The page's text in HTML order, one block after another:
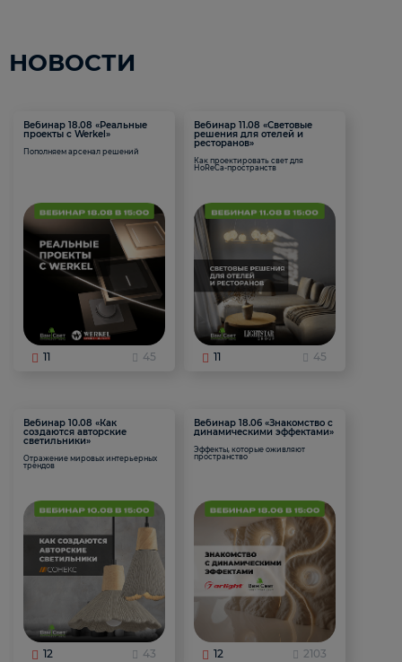
НОВОСТИ
Вебинар 18.08 «Реальные
проекты с Werkel»
Пополняем арсенал решений
11 45
Вебинар 11.08 «Световые
решения для отелей и
ресторанов»
Как проектировать свет для
HoReCa-пространств
11 45
Вебинар 10.08 «Как
создаются авторские
светильники»
Отражение мировых интерьерных
трендов
12 43
Вебинар 18.06 «Знакомство с
динамическими эффектами»
Эффекты, которые оживляют
пространство
12 2103